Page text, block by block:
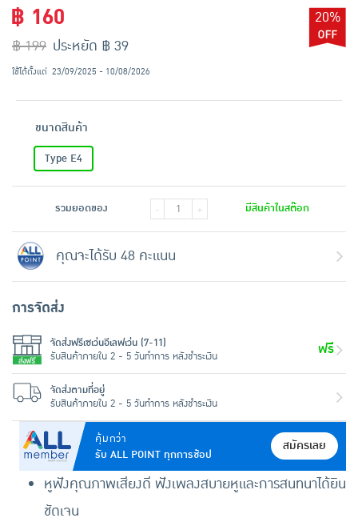
คุ้มกว่า
รับ ALL POINT ทุกการช้อป
สมัครเลย
หูฟังคุณภาพเสียงดี ฟังเพลงสบายหูและการสนทนาได้ยิน
ชัดเจน
฿ 160
฿ 199
20%
ประหยัด ฿ 39
ใช้ได้ตั้งแต่ 23/09/2025 - 10/08/2026
ขนาดสินค้า
Type E4
รวมยอดของ - + มีสินค้าในสต๊อก
คุณจะได้รับ 48 คะแนน
การจัดส่ง
จัดส่งฟรีเซเว่นอีเลฟเว่น (7-11)
รับสินค้าภายใน 2 - 5 วันทำการ หลังชำระเงิน
ฟรี
จัดส่งตามที่อยู่
รับสินค้าภายใน 2 - 5 วันทำการ หลังชำระเงิน